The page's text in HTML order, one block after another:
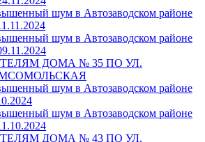
шум в Автозаводском районе
шум в Автозаводском районе
ДОМА № 35 ПО УЛ.
шум в Автозаводском районе
шум в Автозаводском районе
ДОМА № 43 ПО УЛ.